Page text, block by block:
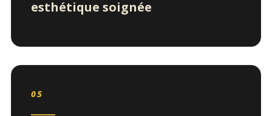
esthétique soignée
05